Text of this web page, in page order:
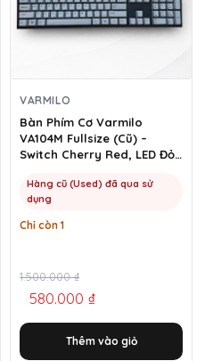
VARMILO
Bàn Phím Cơ Varmilo
VA104M Fullsize (Cũ) –
Switch Cherry Red, LED Đỏ |
Hàng cũ (Used) đã qua sử
dụng
Chỉ còn 1
1.500.000₫
Giá
gốc
là:
1.500.000 ₫.
580.000 ₫
Giá
hiện
tại
là:
Thêm vào giỏ